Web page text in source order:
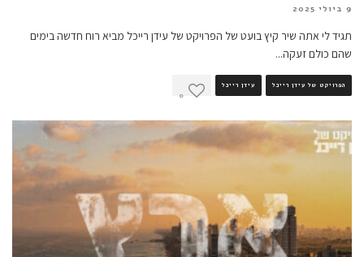
9 ביולי 2025
תגיד לי אתה שיר קיץ בועט של הפרויקט של עידן רייכל מביא רוח חדשה בימים
שהם כולם זעקה...
הפרויקט של עידן רייכל עידן רייכל
0